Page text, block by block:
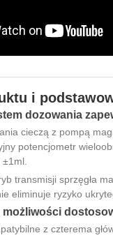
i
dozowania
cieczą z pompą
potencjometr
transmisji sprzęgła
eliminuje ryzyko
możliwości
z czterema